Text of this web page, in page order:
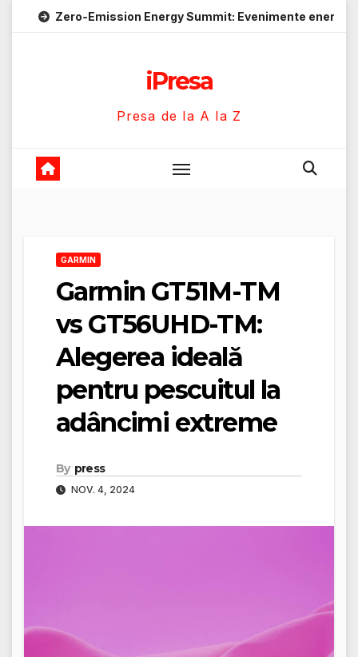
Emission Energy Summit: Evenimente energie despre
iPresa
Presa de la A la Z
GARMIN
Garmin GT51M-TM
vs GT56UHD-TM:
Alegerea ideală
pentru pescuitul la
adâncimi extreme
By press
NOV. 4, 2024